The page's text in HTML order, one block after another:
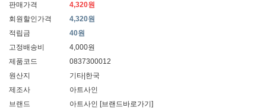
판매가격
4,320원
회원할인가격
4,320원
적립금
40원
고정배송비
4,000원
제품코드
0837300012
원산지
기타|한국
제조사
아트사인
브랜드
아트사인 [브랜드바로가기]